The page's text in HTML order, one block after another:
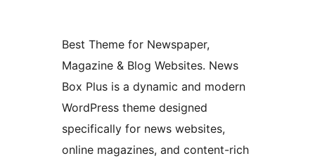
Best Theme for Newspaper,
Magazine & Blog Websites. News
Box Plus is a dynamic and modern
WordPress theme designed
specifically for news websites,
online magazines, and content-rich